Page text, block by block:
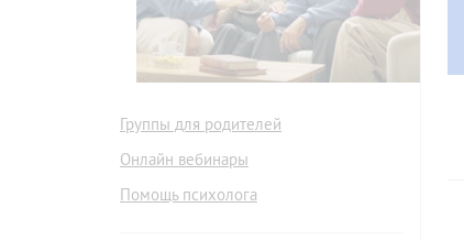
Группы для родителей
Онлайн вебинары
Помощь психолога